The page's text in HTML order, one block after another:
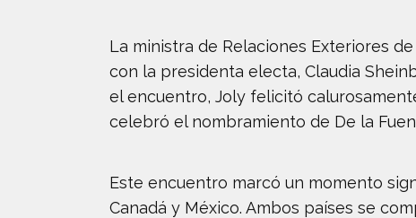
La ministra de Relaciones Exteriores
con la presidenta electa, Claudia
el encuentro, Joly felicitó
celebró el nombramiento de De la
Este encuentro marcó un momento
Canadá y México. Ambos países se